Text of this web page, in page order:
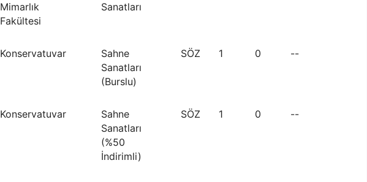
Mimarlık
Fakültesi
Sanatları
Konservatuvar
Sahne
Sanatları
(Burslu)
SÖZ 1 0 --
Konservatuvar
Sahne
Sanatları
(%50
İndirimli)
SÖZ 1 0 --